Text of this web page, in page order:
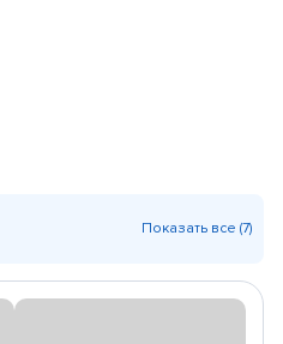
Показать все (7)